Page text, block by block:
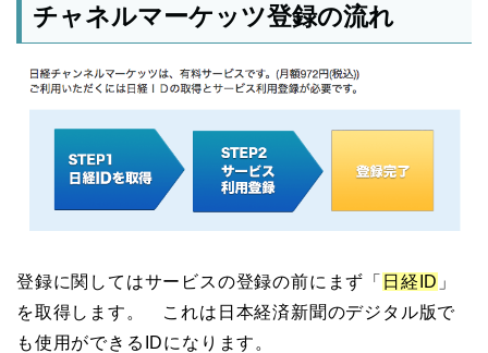
チャネルマーケッツ登録の流れ
登録に関してはサービスの登録の前にまず「 日経ID 」
を取得します。 これは日本経済新聞のデジタル版で
も使用ができるIDになります。